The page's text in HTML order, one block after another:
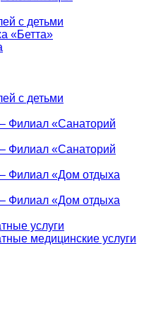
с детьми
«Бетта»
с детьми
Филиал «Санаторий
Филиал «Санаторий
Филиал «Дом отдыха
Филиал «Дом отдыха
услуги
медицинские услуги